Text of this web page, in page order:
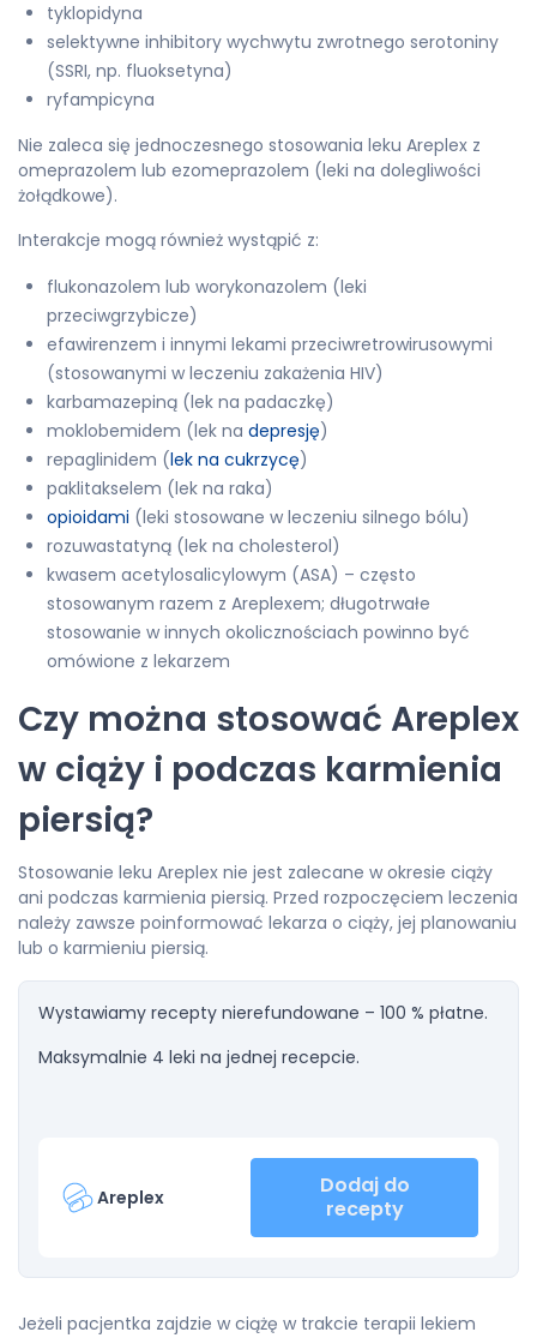
tyklopidyna
selektywne inhibitory wychwytu zwrotnego serotoniny
(SSRI, np. fluoksetyna)
ryfampicyna
Nie zaleca się jednoczesnego stosowania leku Areplex z
omeprazolem lub ezomeprazolem (leki na dolegliwości
żołądkowe).
Interakcje mogą również wystąpić z:
flukonazolem lub worykonazolem (leki
przeciwgrzybicze)
efawirenzem i innymi lekami przeciwretrowirusowymi
(stosowanymi w leczeniu zakażenia HIV)
karbamazepiną (lek na padaczkę)
moklobemidem (lek na depresję)
repaglinidem (lek na cukrzycę)
paklitakselem (lek na raka)
opioidami (leki stosowane w leczeniu silnego bólu)
rozuwastatyną (lek na cholesterol)
kwasem acetylosalicylowym (ASA) – często
stosowanym razem z Areplexem; długotrwałe
stosowanie w innych okolicznościach powinno być
omówione z lekarzem
Czy można stosować Areplex
w ciąży i podczas karmienia
piersią?
Stosowanie leku Areplex nie jest zalecane w okresie ciąży
ani podczas karmienia piersią. Przed rozpoczęciem leczenia
należy zawsze poinformować lekarza o ciąży, jej planowaniu
lub o karmieniu piersią.
Wystawiamy recepty nierefundowane – 100 % płatne.
Maksymalnie 4 leki na jednej recepcie.
Areplex
Dodaj do
recepty
Jeżeli pacjentka zajdzie w ciążę w trakcie terapii lekiem